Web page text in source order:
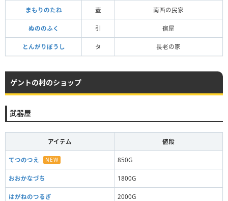
まもりのたね 壺 南西の民家
ぬののふく 引 宿屋
とんがりぼうし タ 長老の家
ゲントの村のショップ
武器屋
アイテム 値段
てつのつえ NEW 850G
おおかなづち 1800G
はがねのつるぎ 2000G